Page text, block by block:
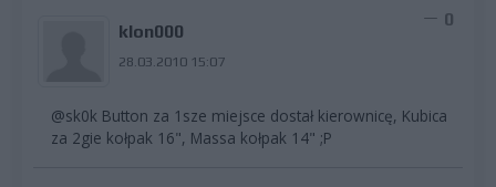
klon000
28.03.2010 15:07
0
@sk0k Button za 1sze miejsce dostał kierownicę, Kubica
za 2gie kołpak 16", Massa kołpak 14" ;P